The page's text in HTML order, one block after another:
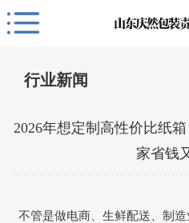
行业新闻
2026年想定制高性价比纸
家省钱
不管是做电商、生鲜配送、制